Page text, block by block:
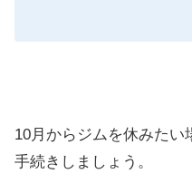
10月からジムを休みたい
手続きしましょう。